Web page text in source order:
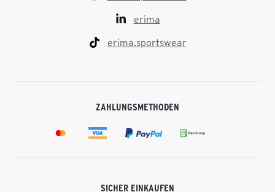
erima
erima.sportswear
ZAHLUNGSMETHODEN
SICHER EINKAUFEN